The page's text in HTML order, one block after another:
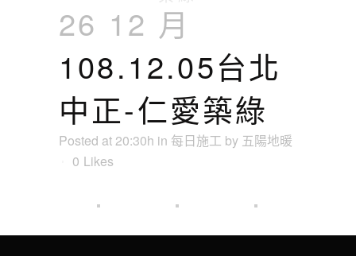
26 12 月
108.12.05台北
中正-仁愛築綠
Posted at 20:30h in 每日施工 by 五陽地暖
0 Likes